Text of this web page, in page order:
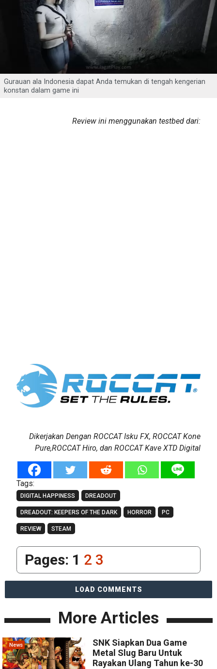
Gurauan ala Indonesia dapat Anda temukan di tengah kengerian
konstan dalam game ini
Review ini menggunakan testbed dari:
Dikerjakan Dengan ROCCAT Isku FX, ROCCAT Kone
Pure,ROCCAT Hiro, dan ROCCAT Kave XTD Digital
Tags:
DIGITAL HAPPINESS DREADOUT
DREADOUT: KEEPERS OF THE DARK HORROR PC
REVIEW STEAM
Pages: 1 2 3
LOAD COMMENTS
More Articles
News
SNK Siapkan Dua Game
Metal Slug Baru Untuk
Rayakan Ulang Tahun ke-30